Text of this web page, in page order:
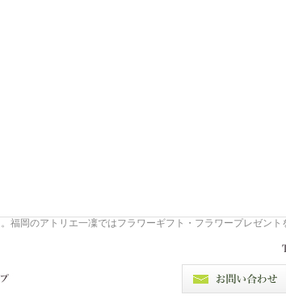
岡のアトリエ一凜ではフラワーギフト・フラワープレゼント